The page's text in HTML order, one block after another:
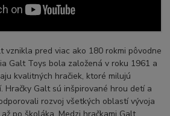
vznikla pred viac ako 180 rokmi pôvodne
Galt Toys bola založená v roku 1961 a
kvalitných hračiek, ktoré milujú
Hračky Galt sú inšpirované hrou detí a
rozvoj všetkých oblastí vývoja
po školáka. Medzi hračkami Galt